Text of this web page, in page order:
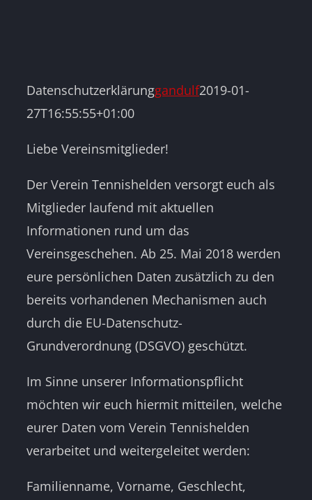
Datenschutzerklärunggandulf2019-01-
27T16:55:55+01:00
Liebe Vereinsmitglieder!
Der Verein Tennishelden versorgt euch als
Mitglieder laufend mit aktuellen
Informationen rund um das
Vereinsgeschehen. Ab 25. Mai 2018 werden
eure persönlichen Daten zusätzlich zu den
bereits vorhandenen Mechanismen auch
durch die EU-Datenschutz-
Grundverordnung (DSGVO) geschützt.
Im Sinne unserer Informationspflicht
möchten wir euch hiermit mitteilen, welche
eurer Daten vom Verein Tennishelden
verarbeitet und weitergeleitet werden:
Familienname, Vorname, Geschlecht,